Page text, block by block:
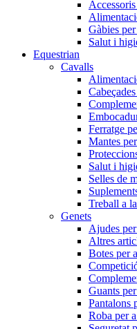
Gàbies
Salut i
Equestrian
Cavalls
Ferratge
Mantes
Salut i
Selles de
Treball a
Genets
Ajudes
Altres
Botes per
Guants
Pantalons
Roba per